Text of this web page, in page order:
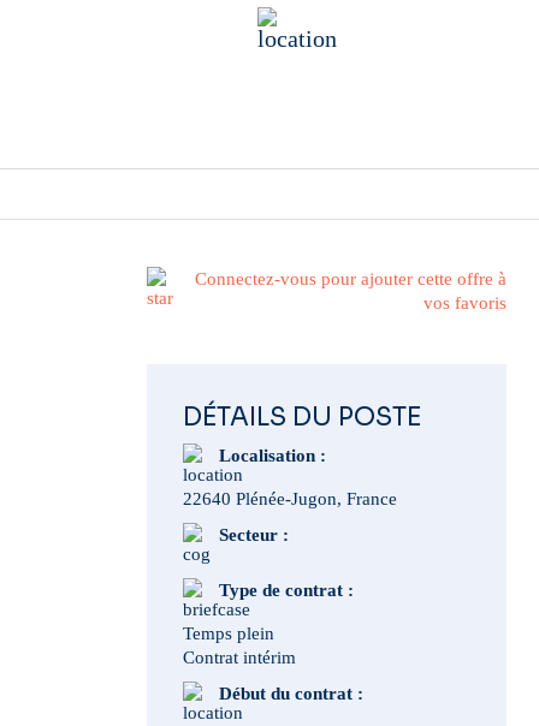
Connectez-vous pour ajouter cette offre à
vos favoris
DÉTAILS DU POSTE
Localisation :
22640 Plénée-Jugon, France
Secteur :
Type de contrat :
Temps plein
Contrat intérim
Début du contrat :